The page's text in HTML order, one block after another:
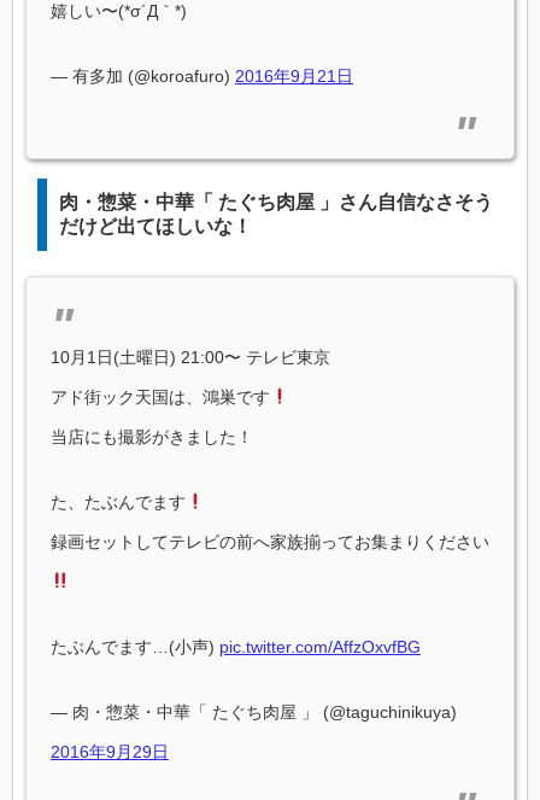
嬉しい〜(*σ´Д｀*)
— 有多加 (@koroafuro) 2016年9月21日
肉・惣菜・中華「 たぐち肉屋 」さん自信なさそう
だけど出てほしいな！
10月1日(土曜日) 21:00〜 テレビ東京
アド街ック天国は、鴻巣です
当店にも撮影がきました！
た、たぶんでます
録画セットしてテレビの前へ家族揃ってお集まりください
たぶんでます…(小声) pic.twitter.com/AffzOxvfBG
— 肉・惣菜・中華「 たぐち肉屋 」 (@taguchinikuya)
2016年9月29日